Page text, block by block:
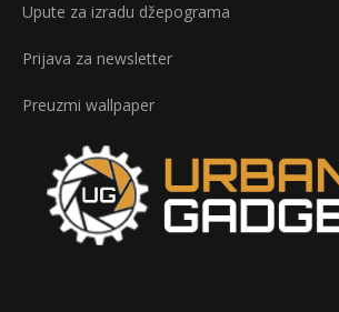
Upute za izradu džepograma
Prijava za newsletter
Preuzmi wallpaper